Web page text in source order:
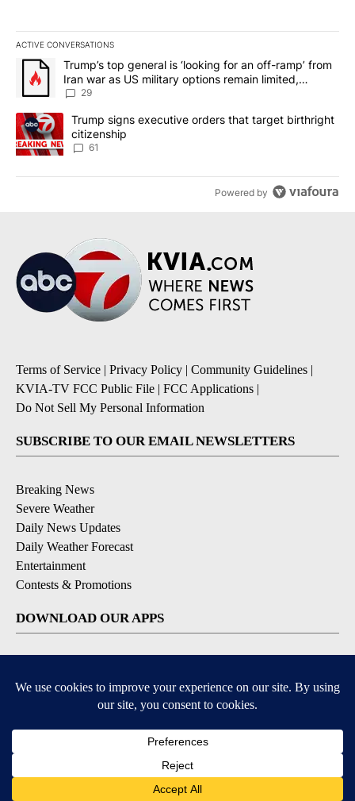
ACTIVE CONVERSATIONS
The following is a list of the most commented articles in the last
A trending article titled "Trump’s top general is ‘looking for an
Trump’s top general is ‘looking for an off-ramp’ from
Iran war as US military options remain limited,
sources say
29
A trending article titled "Trump signs executive orders that
Trump signs executive orders that target birthright
citizenship
61
Powered by
Terms of Service | Privacy Policy | Community Guidelines |
KVIA-TV FCC Public File | FCC Applications |
Do Not Sell My Personal Information
SUBSCRIBE TO OUR EMAIL NEWSLETTERS
Breaking News
Severe Weather
Daily News Updates
Daily Weather Forecast
Entertainment
Contests & Promotions
DOWNLOAD OUR APPS